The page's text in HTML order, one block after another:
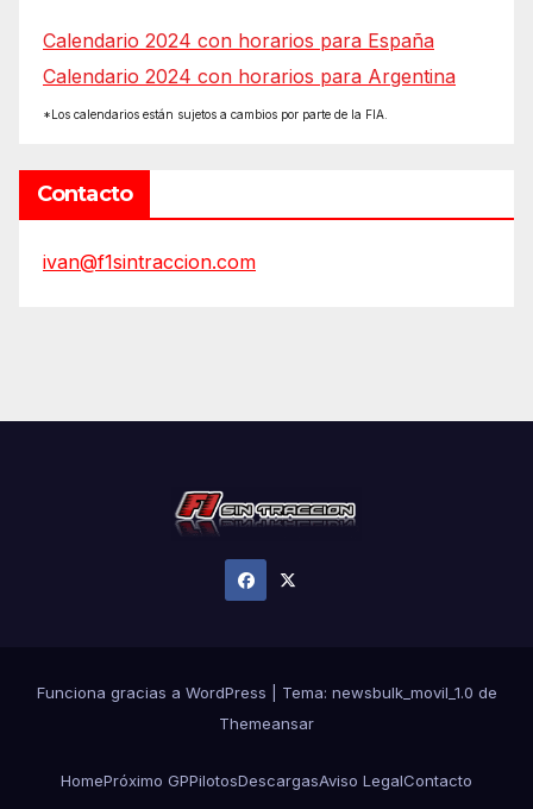
Calendario 2024 con horarios para España
Calendario 2024 con horarios para Argentina
*Los calendarios están sujetos a cambios por parte de la FIA.
Contacto
ivan@f1sintraccion.com
Funciona gracias a WordPress Tema: newsbulk_movil_1.0 de
Themeansar
HomePróximo GPPilotosDescargasAviso LegalContacto